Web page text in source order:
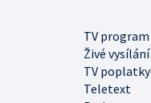
TV program
Živé vysílání
TV poplatky
Teletext